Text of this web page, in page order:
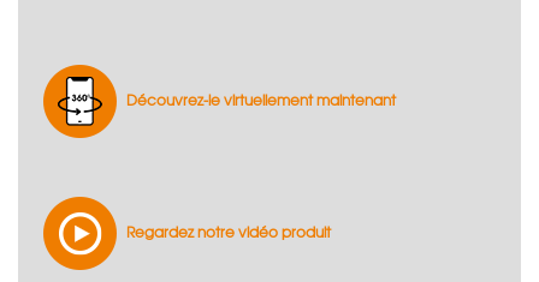
Découvrez-le virtuellement maintenant
Regardez notre vidéo produit